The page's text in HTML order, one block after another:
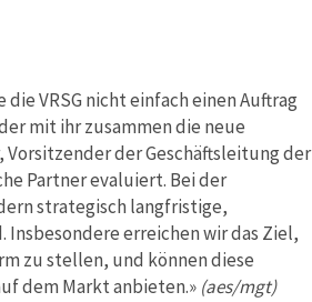
die VRSG nicht einfach einen Auftrag
mit ihr zusammen die neue
der Geschäftsleitung der
Partner evaluiert. Bei der
strategisch langfristige,
erreichen wir das Ziel,
zu stellen, und können diese
dem Markt anbieten.» (aes/mgt)